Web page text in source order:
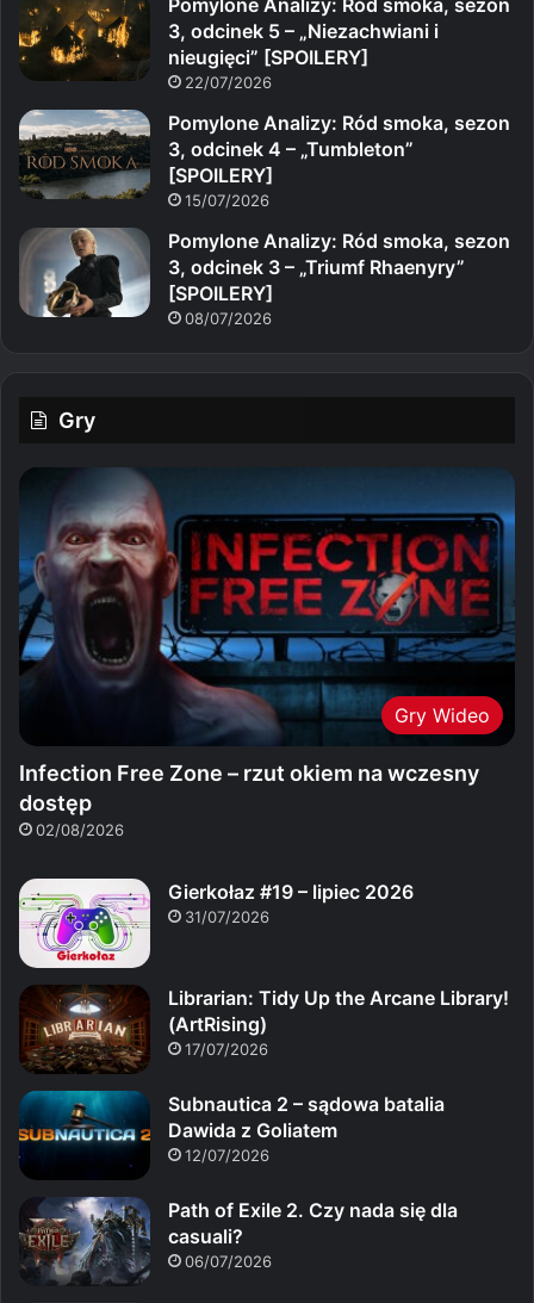
3, odcinek 5 – „Niezachwiani i
nieugięci” [SPOILERY]
22/07/2026
Pomylone Analizy: Ród smoka, sezon
3, odcinek 4 – „Tumbleton”
[SPOILERY]
15/07/2026
Pomylone Analizy: Ród smoka, sezon
3, odcinek 3 – „Triumf Rhaenyry”
[SPOILERY]
08/07/2026
Gry
Gry Wideo
Infection Free Zone – rzut okiem na wczesny
dostęp
02/08/2026
Gierkołaz #19 – lipiec 2026
31/07/2026
Librarian: Tidy Up the Arcane Library!
(ArtRising)
17/07/2026
Subnautica 2 – sądowa batalia
Dawida z Goliatem
12/07/2026
Path of Exile 2. Czy nada się dla
casuali?
06/07/2026